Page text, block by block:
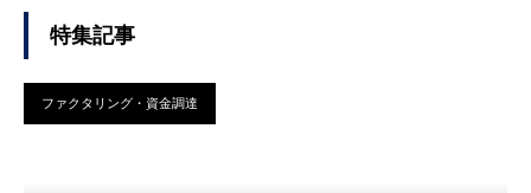
特集記事
ファクタリング・資金調達